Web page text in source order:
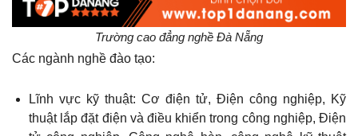
Trường cao đẳng nghề Đà Nẵng
Các ngành nghề đào tạo:
Lĩnh vực kỹ thuật: Cơ điện tử, Điện công nghiệp, Kỹ
thuật lắp đặt điện và điều khiển trong công nghiệp, Điện